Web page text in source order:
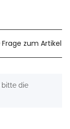
Frage zum Artikel
bitte die